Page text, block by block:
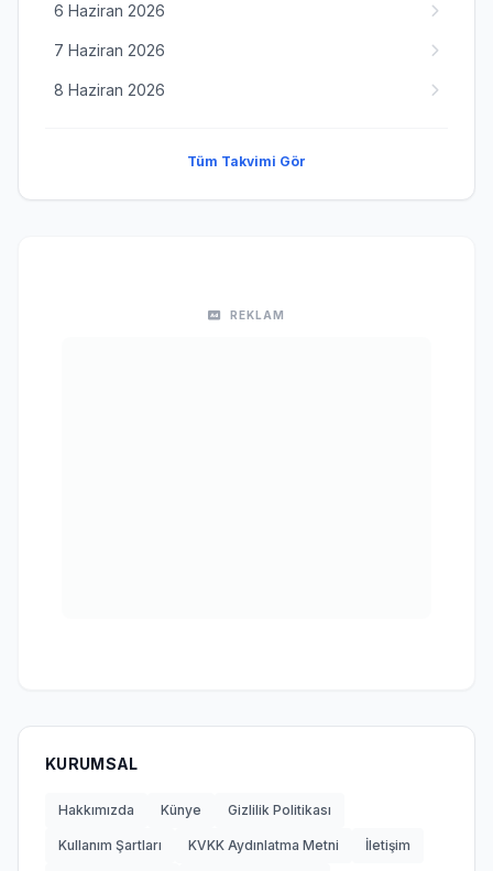
6 Haziran 2026
7 Haziran 2026
8 Haziran 2026
Tüm Takvimi Gör
REKLAM
KURUMSAL
Hakkımızda Künye Gizlilik Politikası
Kullanım Şartları KVKK Aydınlatma Metni İletişim